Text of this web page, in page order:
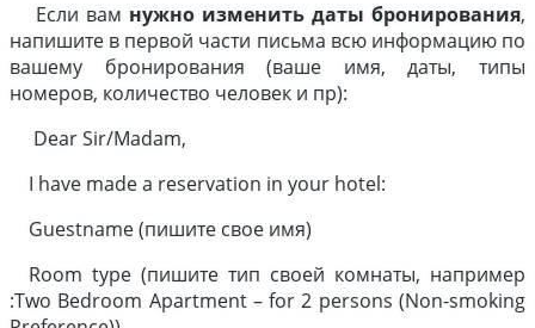
Если вам нужно изменить даты бронирования,
напишите в первой части письма всю информацию по
вашему бронирования (ваше имя, даты, типы
номеров, количество человек и пр):
Dear Sir/Madam,
I have made a reservation in your hotel:
Guestname (пишите свое имя)
Room type (пишите тип своей комнаты, например
:Two Bedroom Apartment – for 2 persons (Non-smoking